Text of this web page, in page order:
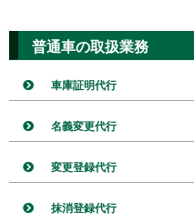
普通車の取扱業務
車庫証明代行
名義変更代行
変更登録代行
抹消登録代行